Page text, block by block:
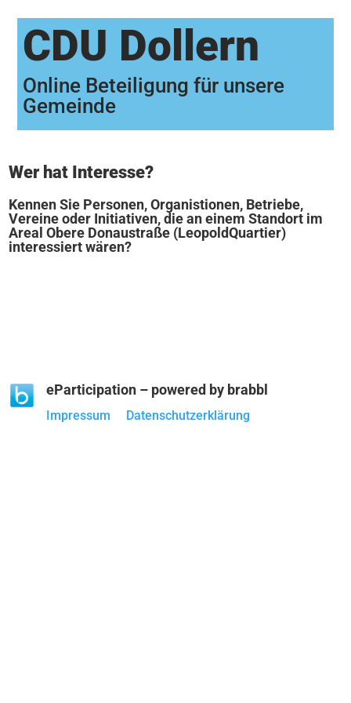
CDU Dollern
Online Beteiligung für unsere
Gemeinde
Wer hat Interesse?
Kennen Sie Personen, Organistionen, Betriebe,
Vereine oder Initiativen, die an einem Standort im
Areal Obere Donaustraße (LeopoldQuartier)
interessiert wären?
eParticipation – powered by brabbl
Impressum Datenschutzerklärung